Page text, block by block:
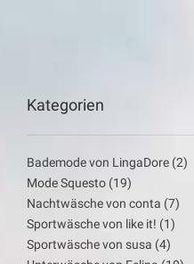
Kategorien
Bademode von LingaDore (2)
Mode Squesto (19)
Nachtwäsche von conta (7)
Sportwäsche von like it! (1)
Sportwäsche von susa (4)